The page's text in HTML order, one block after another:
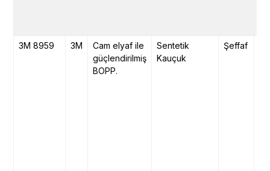
3M 8959 3M
Cam elyaf ile
güçlendirilmiş
BOPP.
Sentetik
Kauçuk
Şeffaf